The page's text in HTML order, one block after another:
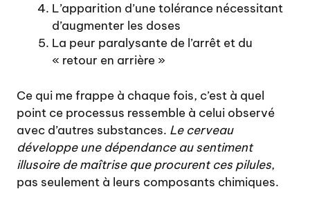
L’apparition d’une tolérance nécessitant
d’augmenter les doses
La peur paralysante de l’arrêt et du
« retour en arrière »
Ce qui me frappe à chaque fois, c’est à quel
point ce processus ressemble à celui observé
avec d’autres substances. Le cerveau
développe une dépendance au sentiment
illusoire de maîtrise que procurent ces pilules,
pas seulement à leurs composants chimiques.